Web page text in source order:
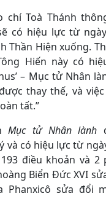
chí Toà Thánh
có hiệu lực từ
Thần Hiện xuống.
Hiến này có
– Mục tử Nhân
thay thế, và
tất.”
Mục tử Nhân lành
và có hiệu lực từ
điều khoản và 2
Biển Đức XVI
Phanxicô sửa đổi